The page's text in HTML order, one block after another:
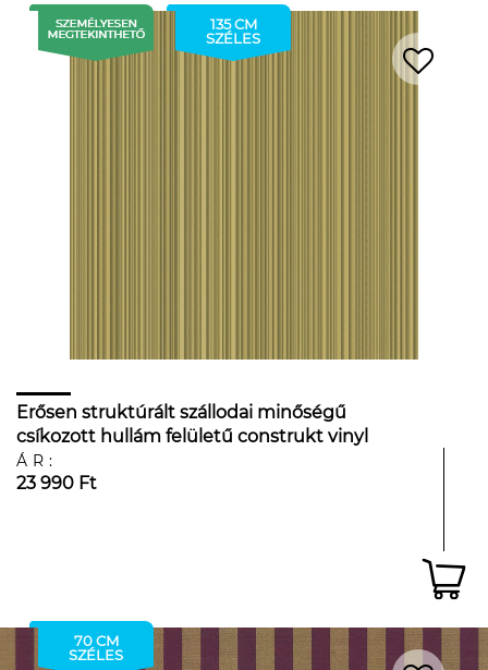
135 CM
SZÉLES
Erősen struktúrált szállodai minőségű
csíkozott hullám felületű construkt vinyl
tapéta óarany színben
ÁR:
23 990 Ft
70 CM
SZÉLES